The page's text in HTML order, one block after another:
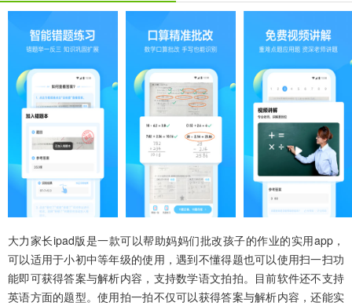
大力家长ipad版是一款可以帮助妈妈们批改孩子的作业的实用app，
可以适用于小初中等年级的使用，遇到不懂得题也可以使用扫一扫功
能即可获得答案与解析内容，支持数学语文拍拍。目前软件还不支持
英语方面的题型。使用拍一拍不仅可以获得答案与解析内容，还能实